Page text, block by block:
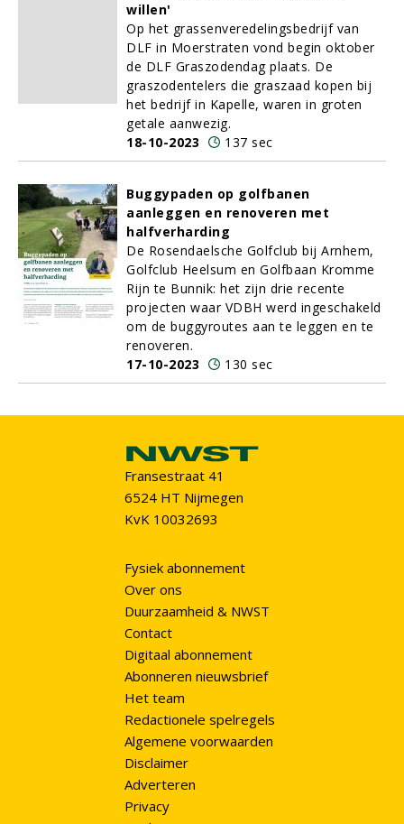
willen'
Op het grassenveredelingsbedrijf van
DLF in Moerstraten vond begin oktober
de DLF Graszodendag plaats. De
graszodentelers die graszaad kopen bij
het bedrijf in Kapelle, waren in groten
getale aanwezig.
18-10-2023
137 sec
Buggypaden op golfbanen
aanleggen en renoveren met
halfverharding
De Rosendaelsche Golfclub bij Arnhem,
Golfclub Heelsum en Golfbaan Kromme
Rijn te Bunnik: het zijn drie recente
projecten waar VDBH werd ingeschakeld
om de buggyroutes aan te leggen en te
renoveren.
17-10-2023
130 sec
Fransestraat 41
6524 HT Nijmegen
KvK 10032693
Fysiek abonnement
Over ons
Duurzaamheid & NWST
Contact
Digitaal abonnement
Abonneren nieuwsbrief
Het team
Redactionele spelregels
Algemene voorwaarden
Disclaimer
Adverteren
Privacy